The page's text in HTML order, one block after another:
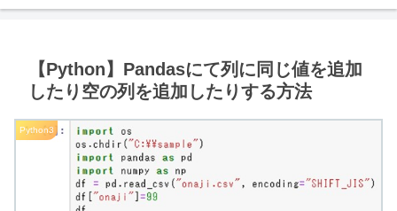
【Python】Pandasにて列に同じ値を追加
したり空の列を追加したりする方法
Python3